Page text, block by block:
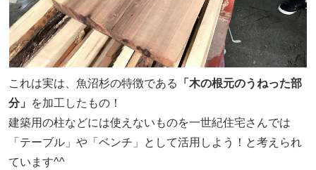
これは実は、魚沼杉の特徴である
「木の根元のうねった部
分」
を加工したもの！
建築用の柱などには使えないものを一世紀住宅さんでは
「テーブル」や「ベンチ」として活用しよう！と考えられ
ています^^